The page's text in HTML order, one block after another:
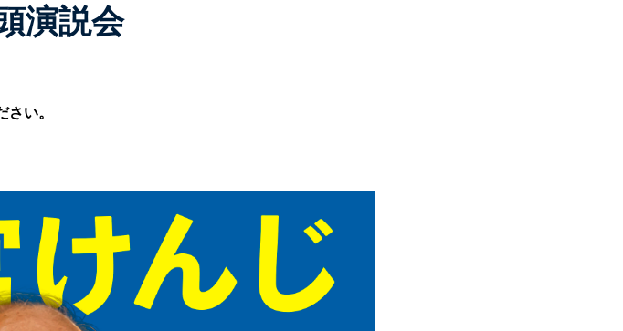
演説会
い。